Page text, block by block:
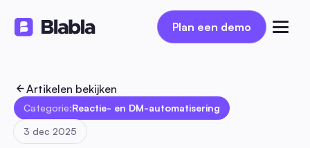
Plan een demo
Plan een demo
Artikelen bekijken
Categorie:Reactie- en DM-automatisering
3 dec 2025